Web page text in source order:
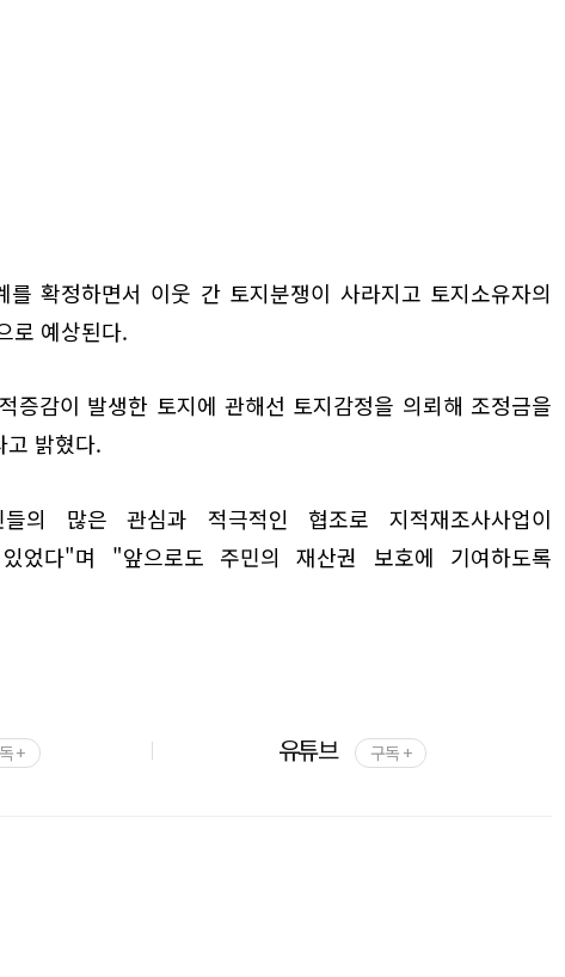
확정하면서 이웃 간 토지분쟁이 사라지고 토지소유자의
로 예상된다.
증감이 발생한 토지에 관해선 토지감정을 의뢰해 조정금을
고 밝혔다.
의 많은 관심과 적극적인 협조로 지적재조사사업이
었다"며 "앞으로도 주민의 재산권 보호에 기여하도록
+ 유튜브 구독 +